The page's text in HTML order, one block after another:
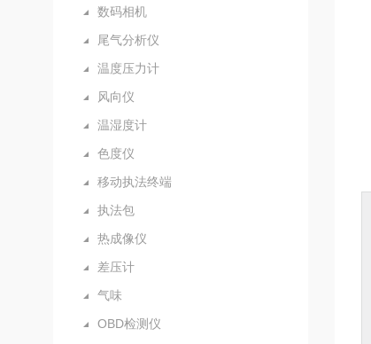
数码相机
尾气分析仪
温度压力计
风向仪
温湿度计
色度仪
移动执法终端
执法包
热成像仪
差压计
气味
OBD检测仪